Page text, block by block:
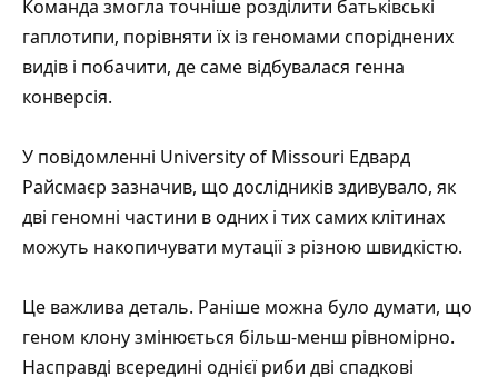
Команда змогла точніше розділити батьківські
гаплотипи, порівняти їх із геномами споріднених
видів і побачити, де саме відбувалася генна
конверсія.
У повідомленні University of Missouri Едвард
Райсмаєр зазначив, що дослідників здивувало, як
дві геномні частини в одних і тих самих клітинах
можуть накопичувати мутації з різною швидкістю.
Це важлива деталь. Раніше можна було думати, що
геном клону змінюється більш-менш рівномірно.
Насправді всередині однієї риби дві спадкові